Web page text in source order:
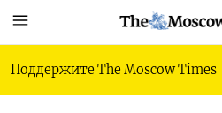
Поддержите The Moscow Times